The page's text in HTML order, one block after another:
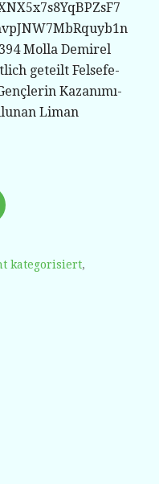
Molla Demirel
geteilt Felsefe-
Kazanımı-
Liman
kategorisiert,